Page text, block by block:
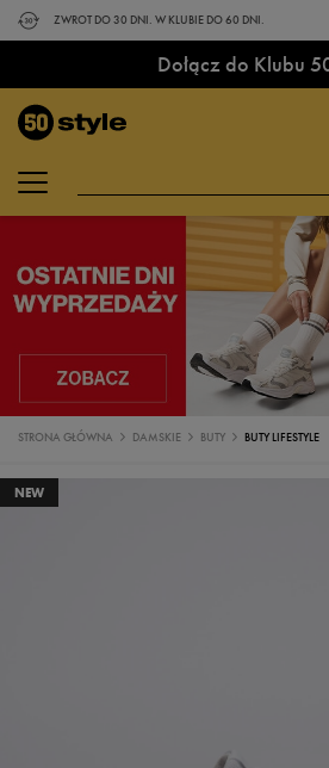
ZWROT DO 30 DNI. W KLUBIE DO 60 DNI.
Dołącz do Klubu
STRONA GŁÓWNA DAMSKIE BUTY BUTY LIFESTYLE
NEW